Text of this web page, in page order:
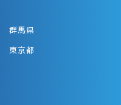
群馬県
東京都